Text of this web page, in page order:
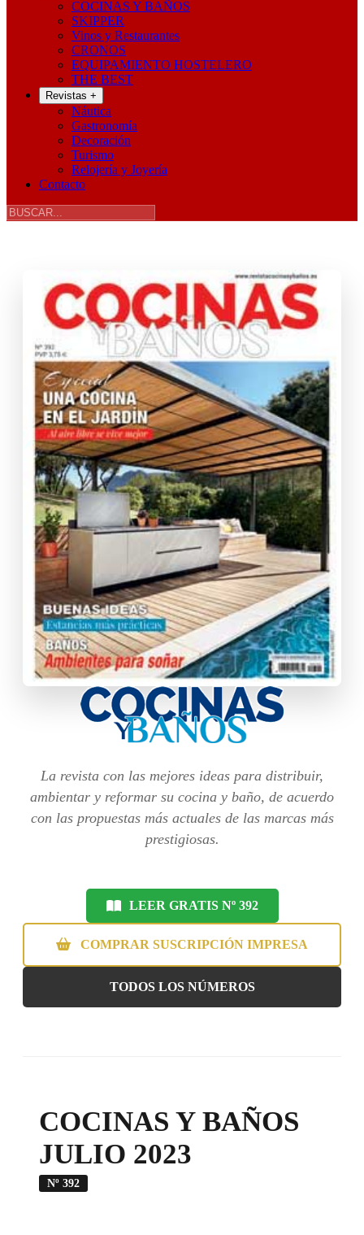
COCINAS Y BAÑOS
SKIPPER
Vinos y Restaurantes
CRONOS
EQUIPAMIENTO HOSTELERO
THE BEST
Revistas +
Náutica
Gastronomía
Decoración
Turismo
Relojería y Joyería
Contacto
La revista con las mejores ideas para distribuir,
ambientar y reformar su cocina y baño, de acuerdo
con las propuestas más actuales de las marcas más
prestigiosas.
LEER GRATIS Nº 392
COMPRAR SUSCRIPCIÓN IMPRESA
TODOS LOS NÚMEROS
COCINAS Y BAÑOS
JULIO 2023
Nº 392